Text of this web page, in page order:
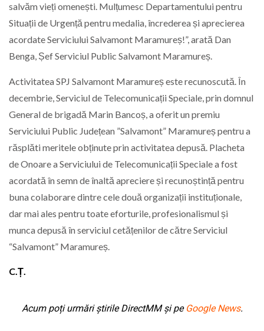
salvăm vieți omenești. Mulțumesc Departamentului pentru
Situații de Urgență pentru medalia, încrederea și aprecierea
acordate Serviciului Salvamont Maramureș!”, arată Dan
Benga, Șef Serviciul Public Salvamont Maramureș.
Activitatea SPJ Salvamont Maramureș este recunoscută. În
decembrie, Serviciul de Telecomunicații Speciale, prin domnul
General de brigadă Marin Bancoș, a oferit un premiu
Serviciului Public Județean ”Salvamont” Maramureș pentru a
răsplăti meritele obținute prin activitatea depusă. Placheta
de Onoare a Serviciului de Telecomunicații Speciale a fost
acordată în semn de înaltă apreciere și recunoștință pentru
buna colaborare dintre cele două organizații instituționale,
dar mai ales pentru toate eforturile, profesionalismul și
munca depusă în serviciul cetățenilor de către Serviciul
“Salvamont” Maramureș.
C.Ț.
Acum poți urmări știrile DirectMM și pe Google News.